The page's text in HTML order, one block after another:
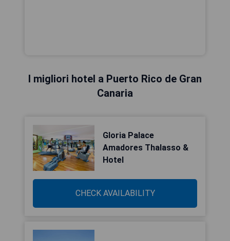
I migliori hotel a Puerto Rico de Gran
Canaria
Gloria Palace
Amadores Thalasso &
Hotel
CHECK AVAILABILITY